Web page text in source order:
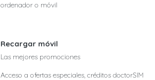
ordenador o móvil
Recargar móvil
Las mejores promociones
Acceso a ofertas especiales, créditos doctorSIM